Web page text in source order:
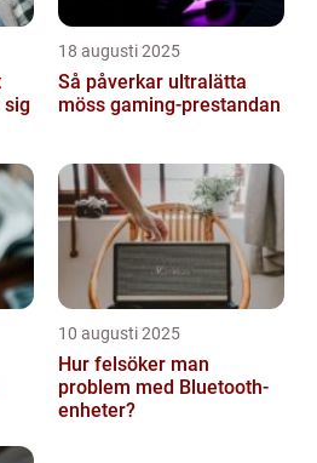
sig
18 augusti 2025
Så påverkar ultralätta
möss gaming-prestandan
10 augusti 2025
Hur felsöker man
problem med Bluetooth-
enheter?